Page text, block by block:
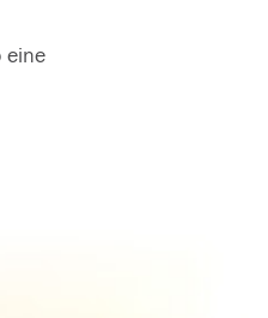
eine